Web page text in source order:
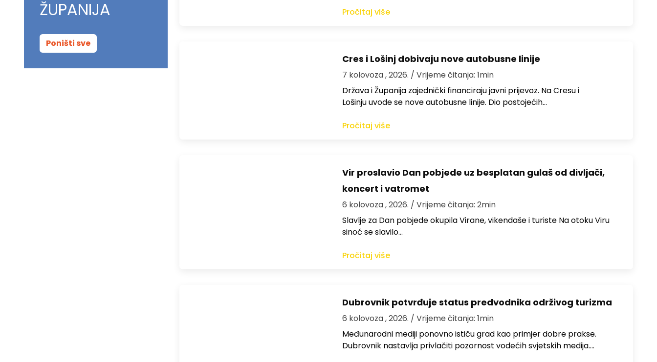
ŽUPANIJA
Poništi sve
Pročitaj više
Cres i Lošinj dobivaju nove autobusne linije
7 kolovoza , 2026. / Vrijeme čitanja: 1min
Država i Županija zajednički financiraju javni prijevoz. Na Cresu i
Lošinju uvode se nove autobusne linije. Dio postojećih…
Pročitaj više
Vir proslavio Dan pobjede uz besplatan gulaš od divljači,
koncert i vatromet
6 kolovoza , 2026. / Vrijeme čitanja: 2min
Slavlje za Dan pobjede okupila Virane, vikendaše i turiste Na otoku Viru
sinoć se slavilo…
Pročitaj više
Dubrovnik potvrđuje status predvodnika održivog turizma
6 kolovoza , 2026. / Vrijeme čitanja: 1min
Međunarodni mediji ponovno ističu grad kao primjer dobre prakse.
Dubrovnik nastavlja privlačiti pozornost vodećih svjetskih medija.…